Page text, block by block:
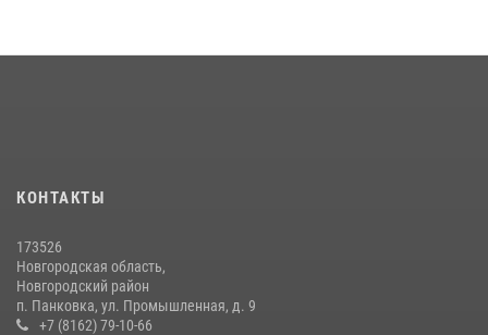
КОНТАКТЫ
173526
Новгородская область,
Новгородский район
п. Панковка, ул. Промышленная, д. 9
+7 (8162) 79-10-66